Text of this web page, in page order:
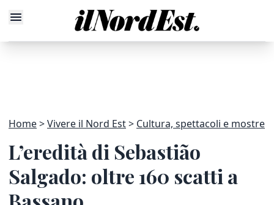
Home Vivere il Nord Est Cultura, spettacoli e mostre
L’eredità di Sebastião
Salgado: oltre 160 scatti a